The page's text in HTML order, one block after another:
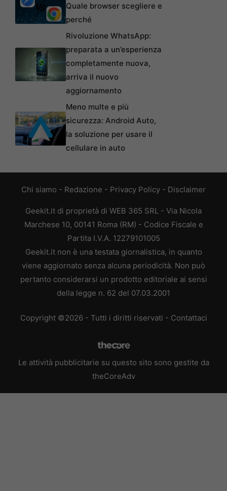
Quale browser scegliere e
perché
Rivoluzione WhatsApp:
preparata a un’esperienza
completamente nuova,
arriva il nuovo
aggiornamento
Meno multe e più
sicurezza: Android Auto,
la soluzione per usare il
cellulare in auto
Chi siamo - Redazione - Privacy Policy - Disclaimer
Geekit.it di proprietà di WEB 365 SRL - Via Nicola
Marchese 10, 00141 Roma (RM) - Codice Fiscale e
Partita I.V.A. 12279101005
Geekit.it non è una testata giornalistica, in quanto
viene aggiornato senza alcuna periodicità. Non può
pertanto considerarsi un prodotto editoriale ai sensi
della legge n. 62 del 07.03.2001
Copyright ©2026 - Tutti i diritti riservati - Contattaci
Le attività pubblicitarie su questo sito sono gestite da
theCoreAdv